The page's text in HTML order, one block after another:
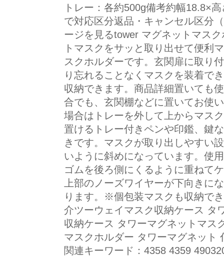
トレー：各約500g備考約幅18.8×
で対応区分返品・キャンセル区分
ージを見るtower マグネットマス
トマスクをサッと取り出せて便利
スクホルダーです。玄関扉に取り
り忘れることなくマスクを装着で
収納できます。商品詳細置いても
合でも、玄関棚などに置いてお使
場合はトレーを外して上からマス
置けるトレー付きペンや印鑑、鍵
きです。マスクが取り出しやすい
いように斜めになっています。使
ゴムを後ろ側にくるように重ねて
上部のノーズワイヤーが下向きに
ります。※個包装マスクも収納で
介ツーウェイマスク収納ケース タ
収納ケース タワーマグネットマス
マスクホルダー タワーマグネット
関連キーワード：4358 4359